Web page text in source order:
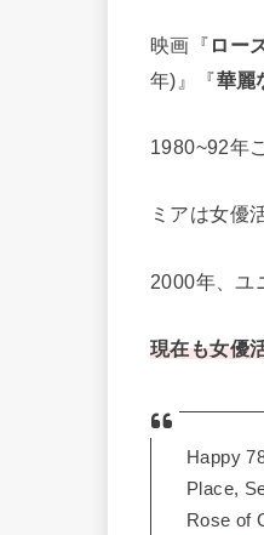
映画『 ロー
年)』『華麗
1980~92年
ミアは女優
2000年、ユ
現在も女優
Happy
Place,
Rose of